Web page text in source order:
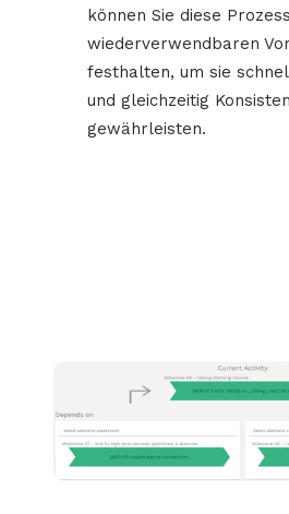
können Sie diese
wiederverwendbaren
festhalten, um sie
und gleichzeitig
gewährleisten.